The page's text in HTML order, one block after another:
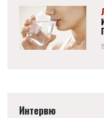
Интервю